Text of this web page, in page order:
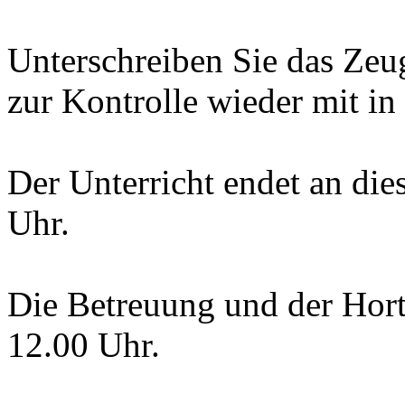
Unterschreiben Sie das
zur Kontrolle wieder mit in
Der Unterricht endet an
Uhr.
Die Betreuung und der
12.00 Uhr.